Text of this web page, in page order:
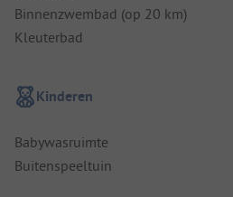
Binnenzwembad (op 20 km)
Kleuterbad
Kinderen
Babywasruimte
Buitenspeeltuin